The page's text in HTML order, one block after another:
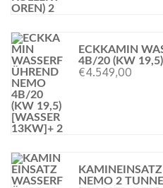
ECKKAMIN
4B/20 (KW
€4.549,00
NEMO 2